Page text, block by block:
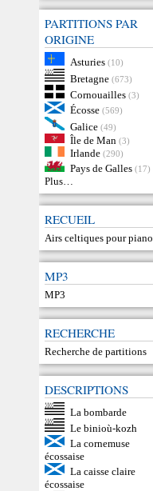
PARTITIONS PAR
ORIGINE
Asturies (10)
Bretagne (673)
Cornouailles (3)
Écosse (569)
Galice (49)
Île de Man (3)
Irlande (290)
Pays de Galles (17)
Plus…
RECUEIL
Airs celtiques pour piano
MP3
MP3
RECHERCHE
Recherche de partitions
DESCRIPTIONS
La bombarde
Le binioù-kozh
La cornemuse
écossaise
La caisse claire
écossaise